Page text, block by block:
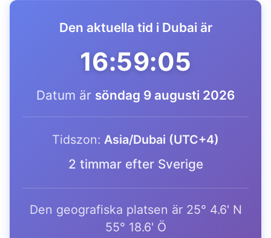
Den aktuella tid i Dubai är
16:59:05
Datum är söndag 9 augusti 2026
Tidszon: Asia/Dubai (UTC+4)
2 timmar efter Sverige
Den geografiska platsen är 25° 4.6' N
55° 18.6' Ö